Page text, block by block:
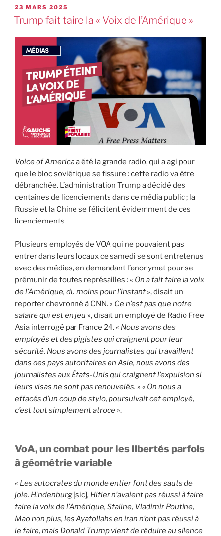
23 MARS 2025
Trump fait taire la « Voix de l’Amérique »
Voice of Americaa été la grande radio, qui a agi pour
que le bloc soviétique se fissure : cette radio va être
débranchée. L’administration Trump a décidé des
centaines de licenciements dans ce média public ; la
Russie et la Chine se félicitent évidemment de ces
licenciements.
Plusieurs employés de VOA qui ne pouvaient pas
entrer dans leurs locaux ce samedi se sont entretenus
avec des médias, en demandant l’anonymat pour se
prémunir de toutes représailles : « On a fait taire la voix
de l’Amérique, du moins pour l’instant », disait un
reporter chevronné à CNN. « Ce n’est pas que notre
salaire qui est en jeu », disait un employé de Radio Free
Asia interrogé par France 24. « Nous avons des
employés et des pigistes qui craignent pour leur
sécurité. Nous avons des journalistes qui travaillent
dans des pays autoritaires en Asie, nous avons des
journalistes aux États-Unis qui craignent l’expulsion si
leurs visas ne sont pas renouvelés. » « On nous a
effacés d’un coup de stylo, poursuivait cet employé,
c’est tout simplement atroce ».
VoA, un combat pour les libertés parfois
à géométrie variable
« Les autocrates du monde entier font des sauts de
joie. Hindenburg [sic], Hitler n’avaient pas réussi à faire
taire la voix de l’Amérique, Staline, Vladimir Poutine,
Mao non plus, les Ayatollahs en iran n’ont pas réussi à
le faire, mais Donald Trump vient de réduire au silence